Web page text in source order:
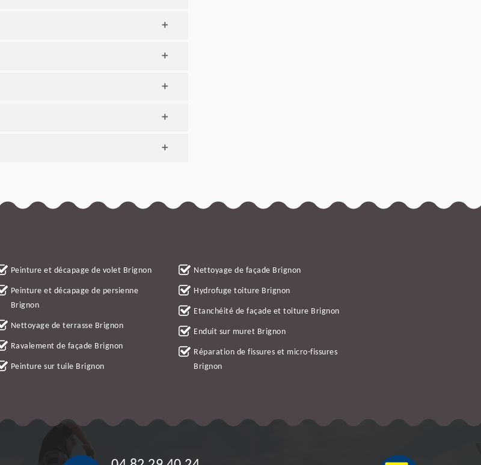
Peinture et décapage de volet Brignon
Peinture et décapage de persienne
Brignon
Nettoyage de terrasse Brignon
Ravalement de façade Brignon
Peinture sur tuile Brignon
Nettoyage de façade Brignon
Hydrofuge toiture Brignon
Etanchéité de façade et toiture Brignon
Enduit sur muret Brignon
Réparation de fissures et micro-fissures
Brignon